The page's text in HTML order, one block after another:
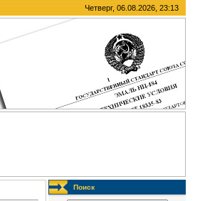
Четверг, 06.08.2026, 23:13
Поиск